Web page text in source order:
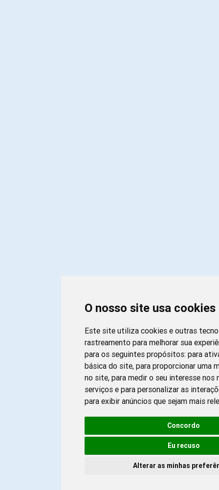
O nosso site usa cookies
Este site utiliza cookies e outras
rastreamento para melhorar sua
para os seguintes propósitos:para
básica do site,para proporcionar uma
no site,para medir o seu interesse
serviços e para personalizar as
para exibir anúncios que sejam mais
Concordo
Eu recuso
Alterar as minhas